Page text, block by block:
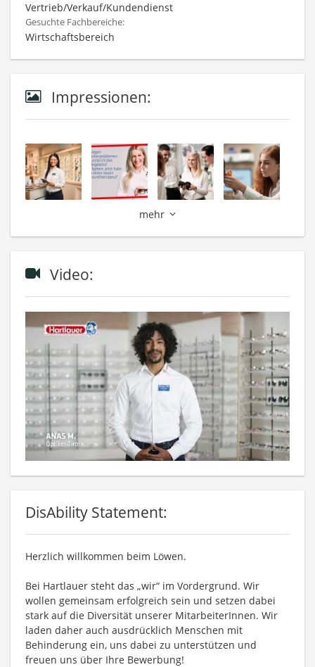
Vertrieb/Verkauf/Kundendienst
Gesuchte Fachbereiche:
Wirtschaftsbereich
Impressionen:
mehr
Video:
DisAbility Statement:
Herzlich willkommen beim Löwen.
Bei Hartlauer steht das „wir“ im Vordergrund. Wir
wollen gemeinsam erfolgreich sein und setzen dabei
stark auf die Diversität unserer MitarbeiterInnen. Wir
laden daher auch ausdrücklich Menschen mit
Behinderung ein, uns dabei zu unterstützen und
freuen uns über Ihre Bewerbung!